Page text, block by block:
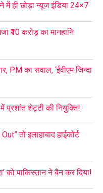
में ही छोड़ा न्यूज इंडिया 24×7
₹10 करोड़ का मानहानि
PM का सवाल, ‘ईवीएम जिन्दा
प्रशांत शेट्टी की नियुक्ति!
तो इलाहाबाद हाईकोर्ट
को पाकिस्तान ने बैन कर दिया!